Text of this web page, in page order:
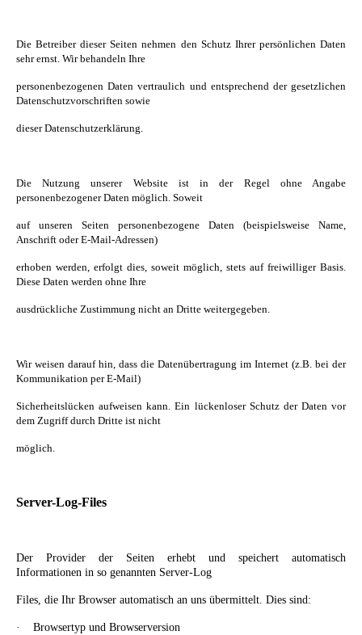
Die Betreiber dieser Seiten nehmen den Schutz Ihrer persönlichen Daten
sehr ernst. Wir behandeln Ihre
personenbezogenen Daten vertraulich und entsprechend der gesetzlichen
Datenschutzvorschriften sowie
dieser Datenschutzerklärung.
Die Nutzung unserer Website ist in der Regel ohne Angabe
personenbezogener Daten möglich. Soweit
auf unseren Seiten personenbezogene Daten (beispielsweise Name,
Anschrift oder E-Mail-Adressen)
erhoben werden, erfolgt dies, soweit möglich, stets auf freiwilliger Basis.
Diese Daten werden ohne Ihre
ausdrückliche Zustimmung nicht an Dritte weitergegeben.
Wir weisen darauf hin, dass die Datenübertragung im Internet (z.B. bei der
Kommunikation per E-Mail)
Sicherheitslücken aufweisen kann. Ein lückenloser Schutz der Daten vor
dem Zugriff durch Dritte ist nicht
möglich.
Server-Log-Files
Der Provider der Seiten erhebt und speichert automatisch
Informationen in so genannten Server-Log
Files, die Ihr Browser automatisch an uns übermittelt. Dies sind:
· Browsertyp und Browserversion